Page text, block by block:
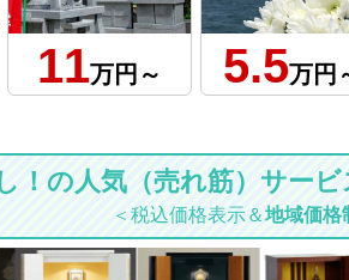
11万円～ 5.5万円
！の人気（売れ筋）サービ
＜税込価格表示＆地域価格